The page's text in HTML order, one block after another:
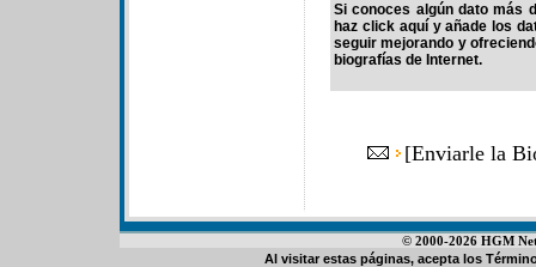
Si conoces algún dato más
haz click aquí y añade los
seguir mejorando y
biografías de Internet.
[Enviarle la
© 2000-2026 HGM
Al visitar estas páginas, acepta los